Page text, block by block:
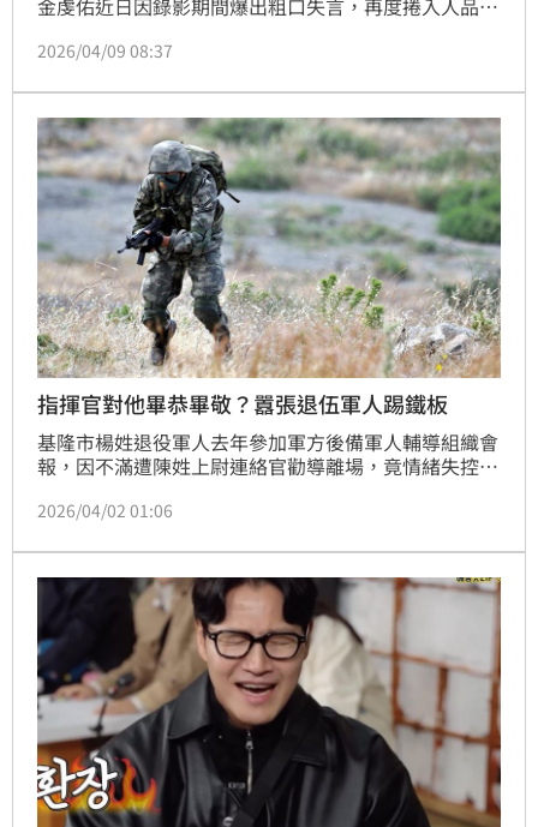
暫停所有活動止血，而金虔佑也透過親筆信向粉絲、隊
2026/04/09 08:37
指揮官對他畢恭畢敬？囂張退伍軍人踢鐵板
基隆市楊姓退役軍人去年參加軍方後備軍人輔導組織會
報，因不滿遭陳姓上尉連絡官勸導離場，竟情緒失控，
敬」，並持續當眾叫囂，事後挨告，法官認為，污言穢
應賠償3000元，可上訴。
2026/04/02 01:06